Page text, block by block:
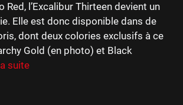
Red, l’Excalibur Thirteen devient un
Elle est donc disponible dans de
dont deux colories exclusifs à ce
Gold (en photo) et Black
suite